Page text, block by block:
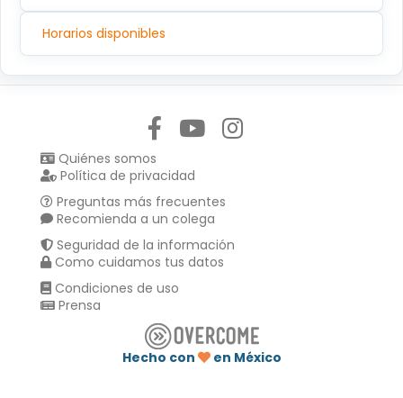
Horarios disponibles
Quiénes somos
Política de privacidad
Preguntas más frecuentes
Recomienda a un colega
Seguridad de la información
Como cuidamos tus datos
Condiciones de uso
Prensa
Hecho con
en México